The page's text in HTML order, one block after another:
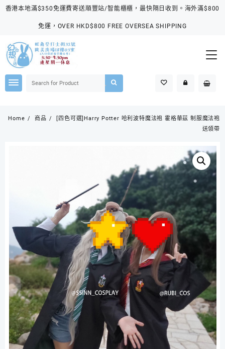
Skip
香港本地滿$350免運費寄送順豐站/智能櫃櫃，最快隔日收到。海外滿$800
免運，OVER HKD$800 FREE OVERSEA SHIPPING
Home 商品
[四色可選]Harry Potter 哈利波特魔法袍 霍格華茲 制服魔法袍
送領帶